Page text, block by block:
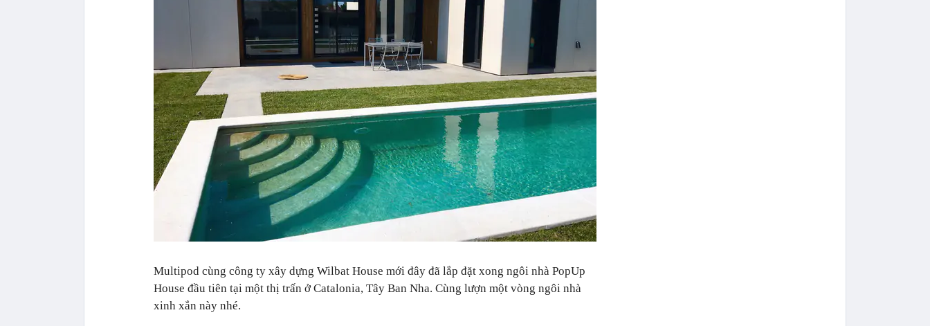
Multipod cùng công ty xây dựng Wilbat House mới đây đã lắp đặt xong ngôi nhà PopUp
House đầu tiên tại một thị trấn ở Catalonia, Tây Ban Nha. Cùng lượn một vòng ngôi nhà
xinh xắn này nhé.